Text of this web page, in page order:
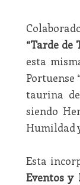
“Tarde de
esta
Portuense
taurina
siendo
Humildad
Esta
Eventos y